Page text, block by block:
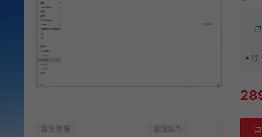
最近更新
资源编号
项